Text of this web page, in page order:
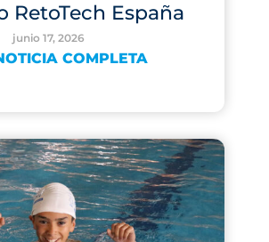
RetoTech España
junio 17, 2026
COMPLETA